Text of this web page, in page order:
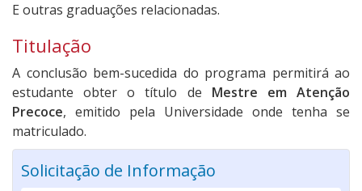
E outras graduações relacionadas.
Titulação
A conclusão bem-sucedida do programa permitirá ao
estudante obter o título de Mestre em Atenção
Precoce, emitido pela Universidade onde tenha se
matriculado.
Solicitação de Informação